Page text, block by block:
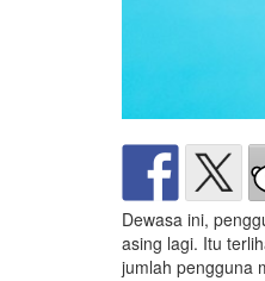
Dewasa ini,
asing lagi. Itu
jumlah pengguna